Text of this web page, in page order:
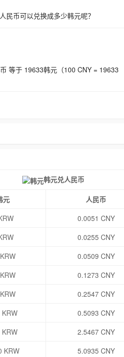
币可以兑换成多少韩元呢？
等于 19633韩元（100 CNY = 19633
韩元兑人民币
元
人民币
0.0051 CNY
0.0255 CNY
0.0509 CNY
0.1273 CNY
0.2547 CNY
KRW
0.5093 CNY
2.5467 CNY
KRW
5.0935 CNY